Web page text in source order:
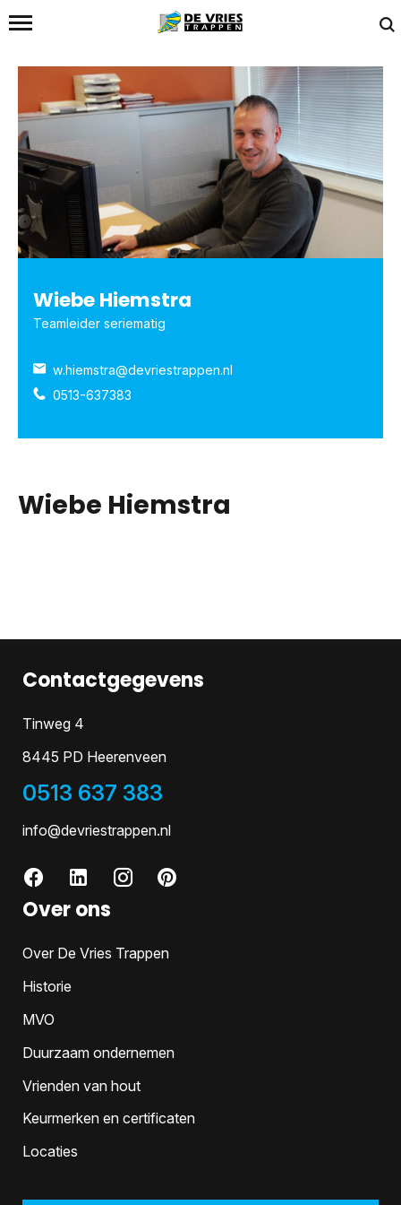
Wiebe Hiemstra
Wiebe Hiemstra
Teamleider seriematig
w.hiemstra@devriestrappen.nl
0513-637383
Wiebe Hiemstra
Over ons
Over De Vries Trappen
Historie
MVO
Duurzaam ondernemen
Vrienden van hout
Keurmerken en certificaten
Locaties
Contactgegevens
Tinweg 4
8445 PD Heerenveen
0513 637 383
info@devriestrappen.nl